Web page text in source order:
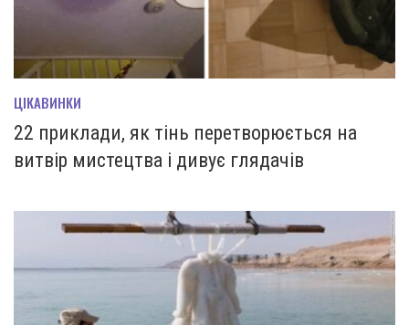
ЦІКАВИНКИ
22 приклади, як тінь перетворюється на
витвір мистецтва і дивує глядачів